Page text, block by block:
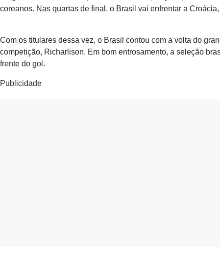
coreanos. Nas quartas de final, o Brasil vai enfrentar a
Com os titulares dessa vez, o Brasil contou com a volta do
competição, Richarlison. Em bom entrosamento, a seleção
frente do gol.
Publicidade